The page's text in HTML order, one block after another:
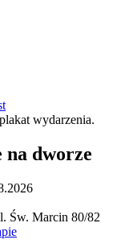
na dworze
Św. Marcin 80/82